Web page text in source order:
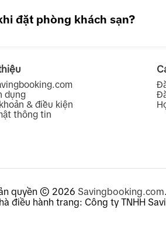
đặt phòng khách sạn?
dụng
& điều kiện
thông tin
quyền © 2026 Savingbooking.com.
điều hành trang: Công ty TNHH